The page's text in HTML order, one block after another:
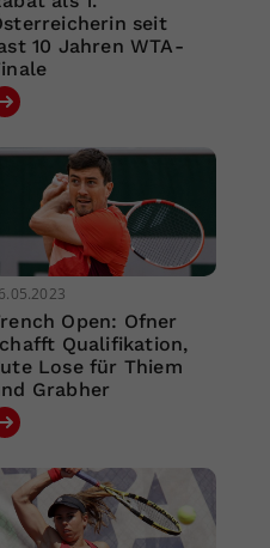
seit
10 Jahren WTA-
Open: Ofner
Qualifikation,
Lose für Thiem
Grabher